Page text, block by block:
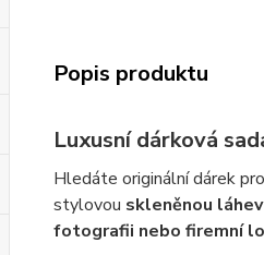
Popis produktu
Luxusní dárková
Hledáte originální dárek
stylovou skleněnou
fotografii nebo firemní